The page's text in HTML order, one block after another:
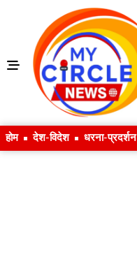
होम देश-विदेश धरना-प्रदर्शन